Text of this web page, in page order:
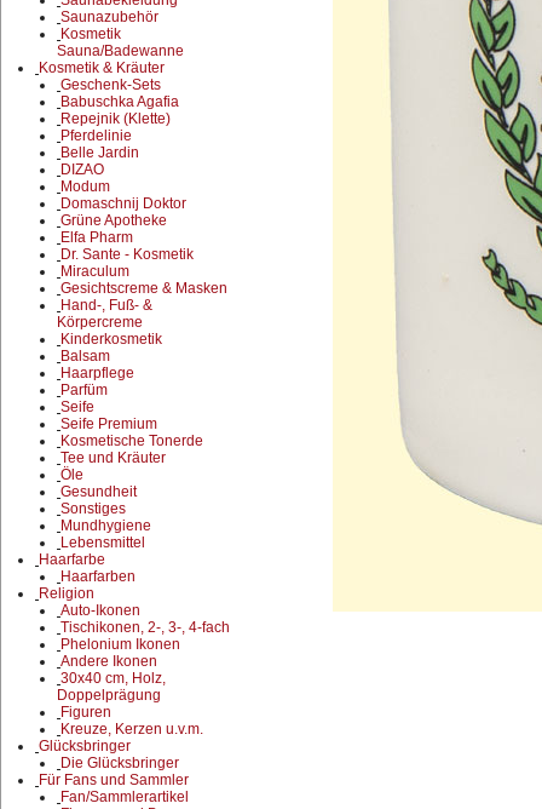
Saunazubehör
Kosmetik
Sauna/Badewanne
Kosmetik & Kräuter
Geschenk-Sets
Babuschka Agafia
Repejnik (Klette)
Pferdelinie
Belle Jardin
DIZAO
Modum
Domaschnij Doktor
Grüne Apotheke
Elfa Pharm
Dr. Sante - Kosmetik
Miraculum
Gesichtscreme & Masken
Hand-, Fuß- &
Körpercreme
Kinderkosmetik
Balsam
Haarpflege
Parfüm
Seife
Seife Premium
Kosmetische Tonerde
Tee und Kräuter
Öle
Gesundheit
Sonstiges
Mundhygiene
Lebensmittel
Haarfarbe
Haarfarben
Religion
Auto-Ikonen
Tischikonen, 2-, 3-, 4-fach
Phelonium Ikonen
Andere Ikonen
30x40 cm, Holz,
Doppelprägung
Figuren
Kreuze, Kerzen u.v.m.
Glücksbringer
Die Glücksbringer
Für Fans und Sammler
Fan/Sammlerartikel